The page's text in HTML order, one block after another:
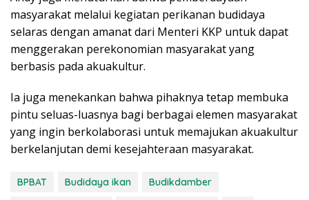
masyarakat melalui kegiatan perikanan budidaya
selaras dengan amanat dari Menteri KKP untuk dapat
menggerakan perekonomian masyarakat yang
berbasis pada akuakultur.
Ia juga menekankan bahwa pihaknya tetap membuka
pintu seluas-luasnya bagi berbagai elemen masyarakat
yang ingin berkolaborasi untuk memajukan akuakultur
berkelanjutan demi kesejahteraan masyarakat.
BPBAT Budidaya ikan
Budikdamber